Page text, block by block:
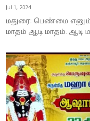
Jul 1, 2024
மதுரை: பெண்மை எனும்
மாதம் ஆடி மாதம். ஆடி